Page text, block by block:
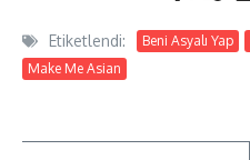
Etiketlendi: Beni Asyalı Yap
Make Me Asian